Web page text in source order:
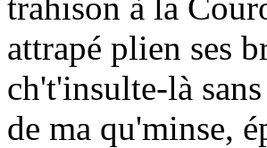
attrapé plien ses
ch't'insulte-là
de ma qu'minse,